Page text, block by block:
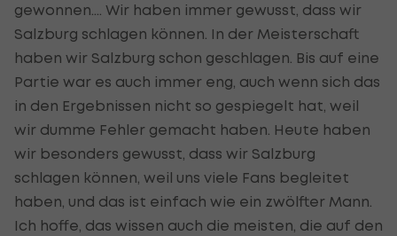
gewonnen.... Wir haben immer gewusst, dass wir
Salzburg schlagen können. In der Meisterschaft
haben wir Salzburg schon geschlagen. Bis auf eine
Partie war es auch immer eng, auch wenn sich das
in den Ergebnissen nicht so gespiegelt hat, weil
wir dumme Fehler gemacht haben. Heute haben
wir besonders gewusst, dass wir Salzburg
schlagen können, weil uns viele Fans begleitet
haben, und das ist einfach wie ein zwölfter Mann.
Ich hoffe, das wissen auch die meisten, die auf den